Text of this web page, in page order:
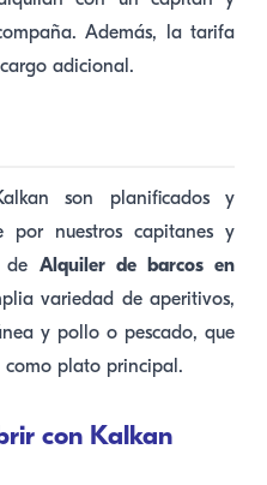
Además, la tarifa
adicional.
son planificados y
por nuestros capitanes y
de Alquiler de barcos en
variedad de aperitivos,
y pollo o pescado, que
como plato principal.
con Kalkan